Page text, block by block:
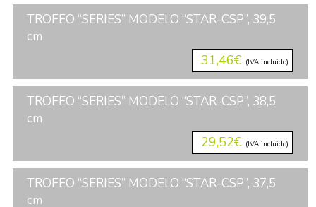
TROFEO “SERIES” MODELO “STAR-CSP”, 39,5
cm
31,46€ (IVA incluido)
TROFEO “SERIES” MODELO “STAR-CSP”, 38,5
cm
29,52€ (IVA incluido)
TROFEO “SERIES” MODELO “STAR-CSP”, 37,5
cm